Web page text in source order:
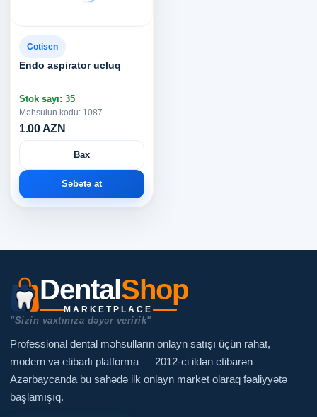
Cotisen
Endo aspirator ucluq
Stok sayı: 35
Məhsulun kodu: 1087
1.00 AZN
Bax
Səbətə at
DentalShop
MARKETPLACE
"Sizin vaxtınıza dəyər veririk"
Professional dental məhsulların onlayn satışı üçün rahat,
modern və etibarlı platforma — 2012-ci ildən etibarən
Azərbaycanda bu sahədə ilk onlayn market olaraq fəaliyyətə
başlamışıq.